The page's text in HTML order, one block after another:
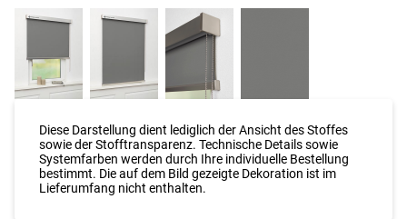
Diese Darstellung dient lediglich der Ansicht des Stoffes
sowie der Stofftransparenz. Technische Details sowie
Systemfarben werden durch Ihre individuelle Bestellung
bestimmt. Die auf dem Bild gezeigte Dekoration ist im
Lieferumfang nicht enthalten.